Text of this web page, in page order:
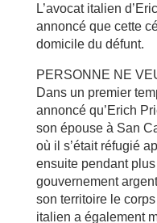
L’avocat italien
annoncé que cette
domicile du défunt.
PERSONNE NE
Dans un premier
annoncé qu’Erich
son épouse à San
où il s’était réfugié
ensuite pendant
gouvernement
son territoire le
italien a également